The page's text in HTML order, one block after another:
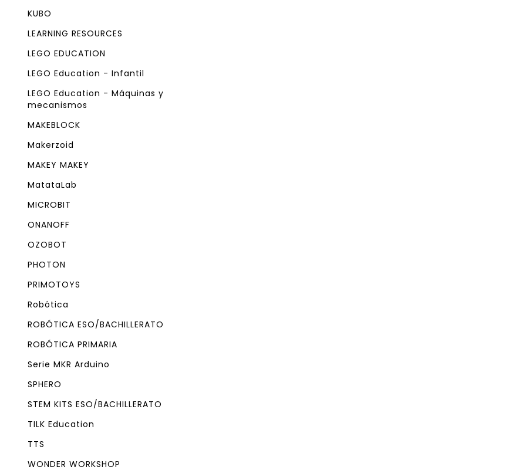
KUBO
LEARNING RESOURCES
LEGO EDUCATION
LEGO Education - Infantil
LEGO Education - Máquinas y
mecanismos
MAKEBLOCK
Makerzoid
MAKEY MAKEY
MatataLab
MICROBIT
ONANOFF
OZOBOT
PHOTON
PRIMOTOYS
Robótica
ROBÓTICA ESO/BACHILLERATO
ROBÓTICA PRIMARIA
Serie MKR Arduino
SPHERO
STEM KITS ESO/BACHILLERATO
TILK Education
TTS
WONDER WORKSHOP